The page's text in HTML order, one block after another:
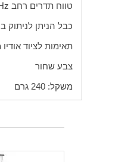
טווח תדרים רחב
כבל הניתן לניתוק
תאימות לציוד
צבע שחור
משקל: 240 גרם